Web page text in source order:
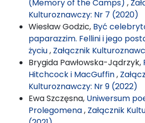
(Memory of the Camps) ,
Kulturoznawczy: Nr 7 (2020)
Wiesław Godzic, Być
paparazzim. Fellini i jego
życiu, Załącznik
Brygida Pawłowska-Jądrzyk,
Hitchcock i MacGuffin,
Kulturoznawczy: Nr 9 (2022)
Ewa Szczęsna, Uniwersum
Prolegomena, Załącznik